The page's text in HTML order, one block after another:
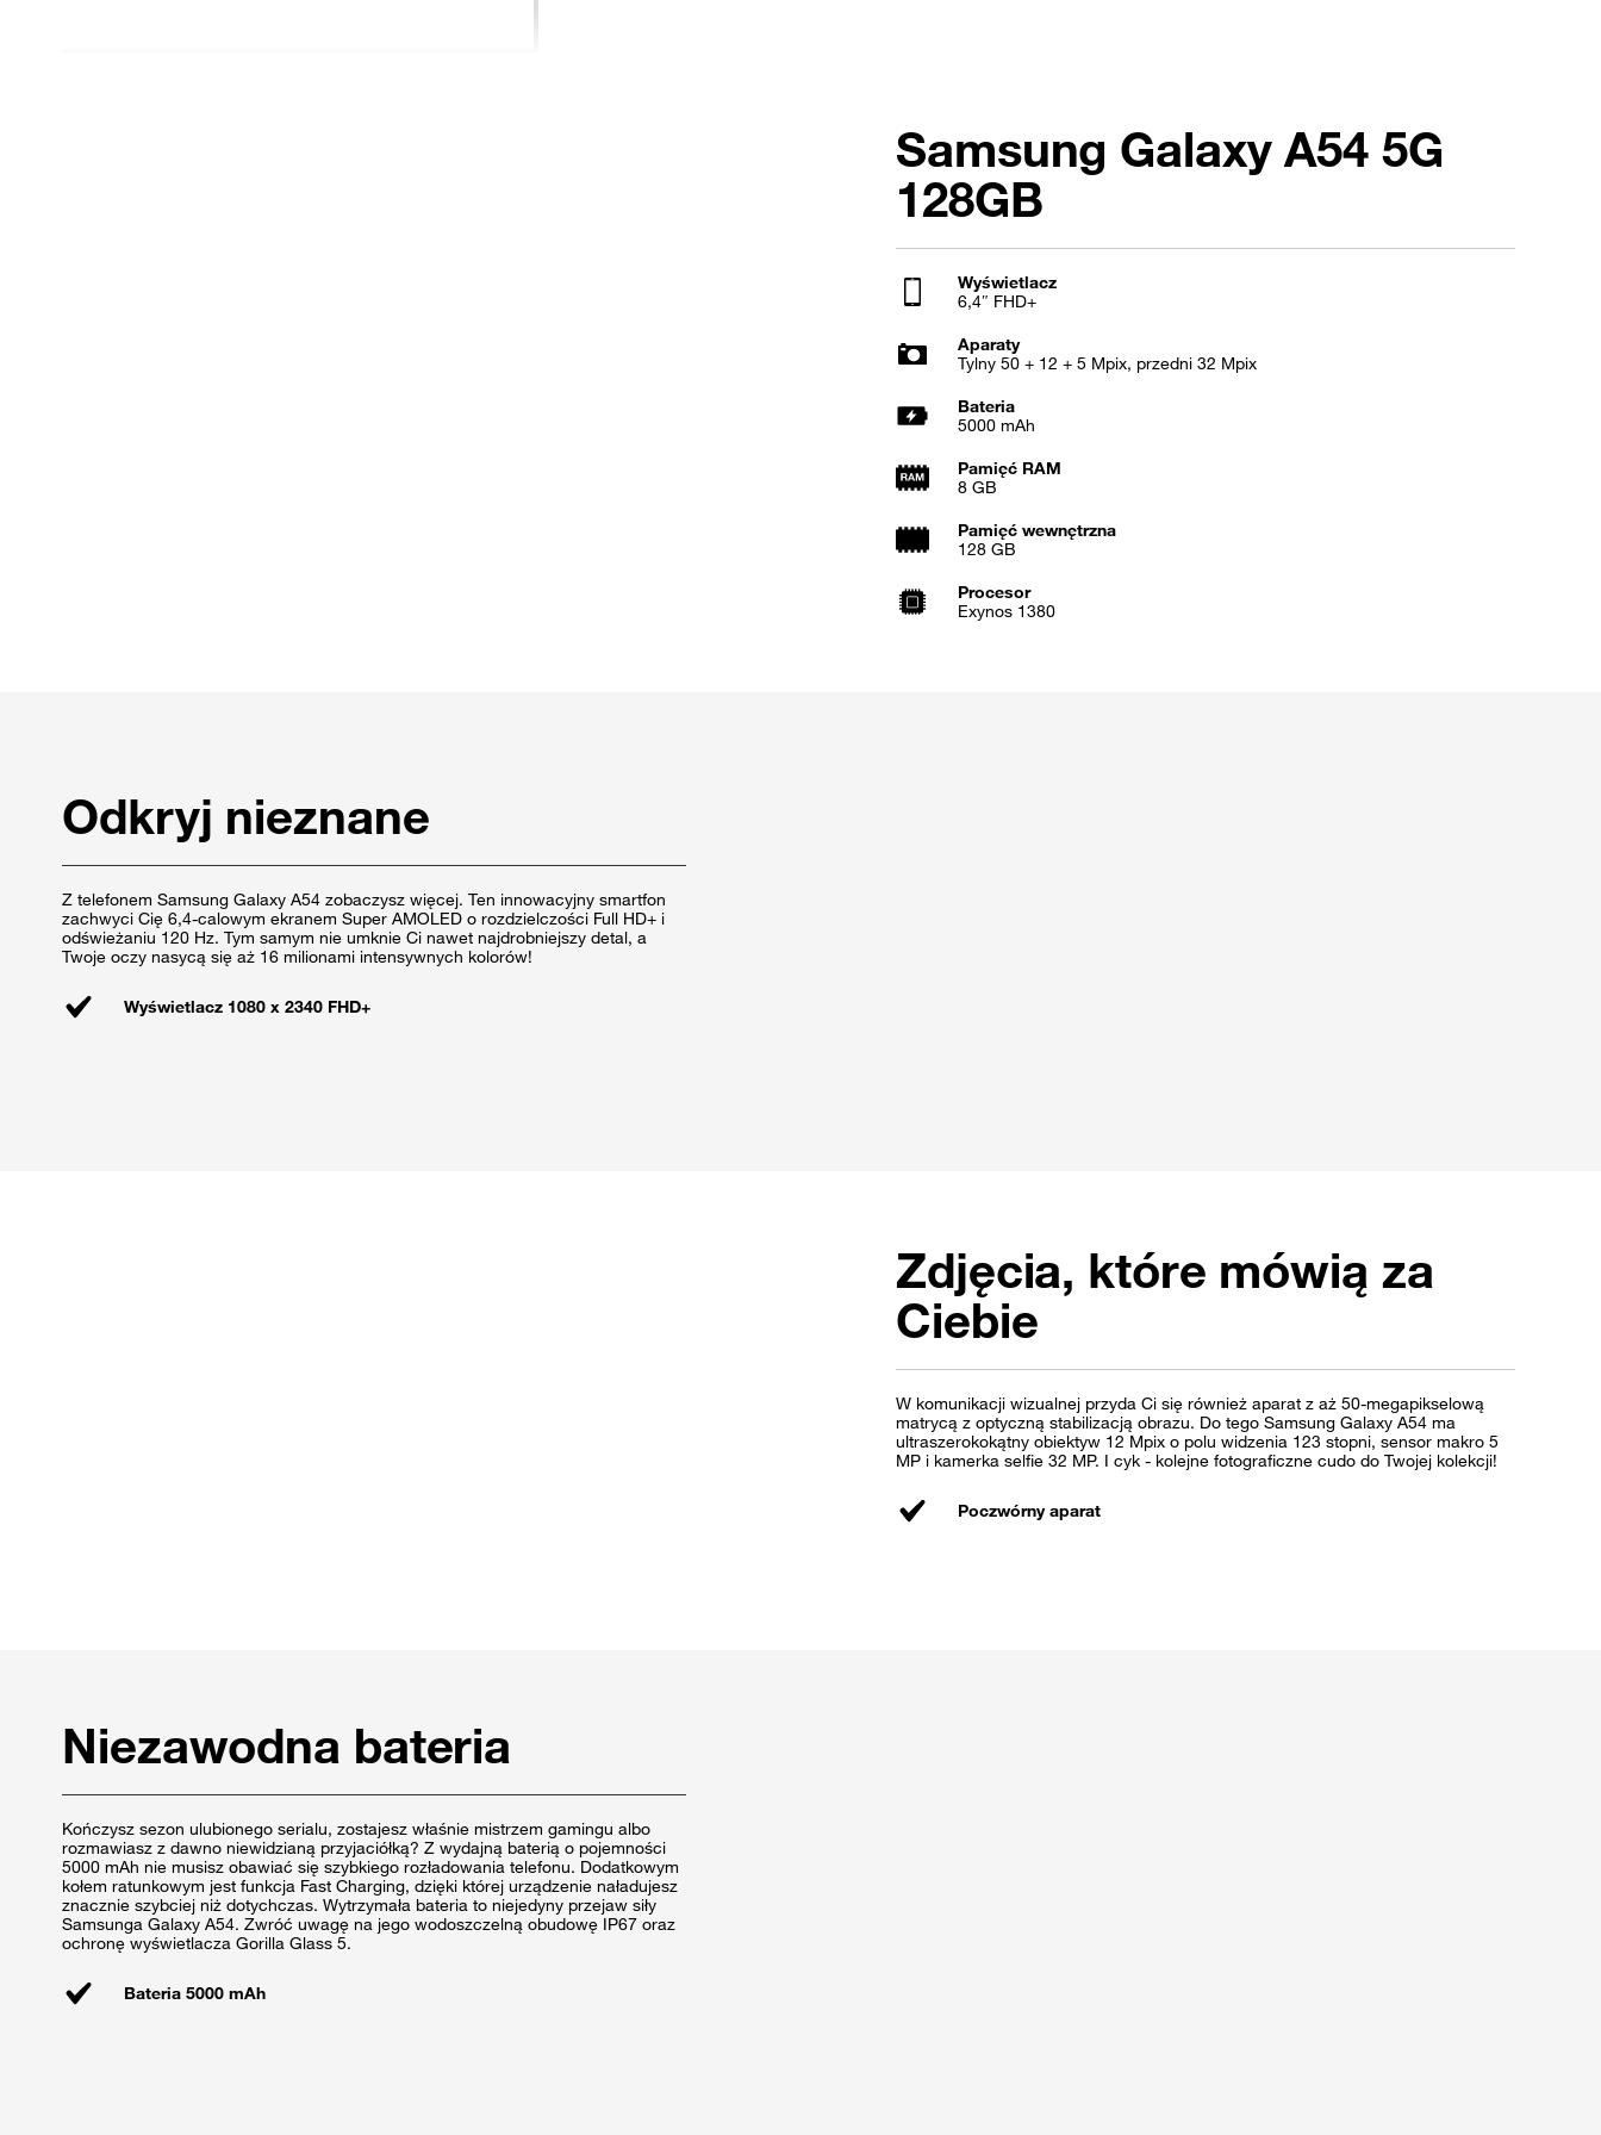
Samsung Galaxy A54 5G
128GB
Wyświetlacz
6,4″ FHD+
Aparaty
Tylny 50 + 12 + 5 Mpix, przedni 32 Mpix
Bateria
5000 mAh
Pamięć RAM
8 GB
Pamięć wewnętrzna
128 GB
Procesor
Exynos 1380
Odkryj nieznane
Z telefonem Samsung Galaxy A54 zobaczysz więcej. Ten innowacyjny smartfon
zachwyci Cię 6,4-calowym ekranem Super AMOLED o rozdzielczości Full HD+ i
odświeżaniu 120 Hz. Tym samym nie umknie Ci nawet najdrobniejszy detal, a
Twoje oczy nasycą się aż 16 milionami intensywnych kolorów!
Wyświetlacz 1080 x 2340 FHD+
Zdjęcia, które mówią za
Ciebie
W komunikacji wizualnej przyda Ci się również aparat z aż 50-megapikselową
matrycą z optyczną stabilizacją obrazu. Do tego Samsung Galaxy A54 ma
ultraszerokokątny obiektyw 12 Mpix o polu widzenia 123 stopni, sensor makro 5
MP i kamerka selfie 32 MP. I cyk - kolejne fotograficzne cudo do Twojej kolekcji!
Poczwórny aparat
Niezawodna bateria
Kończysz sezon ulubionego serialu, zostajesz właśnie mistrzem gamingu albo
rozmawiasz z dawno niewidzianą przyjaciółką? Z wydajną baterią o pojemności
5000 mAh nie musisz obawiać się szybkiego rozładowania telefonu. Dodatkowym
kołem ratunkowym jest funkcja Fast Charging, dzięki której urządzenie naładujesz
znacznie szybciej niż dotychczas. Wytrzymała bateria to niejedyny przejaw siły
Samsunga Galaxy A54. Zwróć uwagę na jego wodoszczelną obudowę IP67 oraz
ochronę wyświetlacza Gorilla Glass 5.
Bateria 5000 mAh